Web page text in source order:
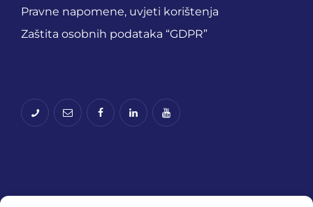
Pravne napomene, uvjeti korištenja
Zaštita osobnih podataka “GDPR”